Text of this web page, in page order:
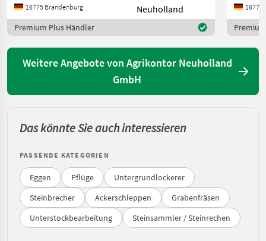
16775 Brandenburg
Premium Plus Händler
16775
Weitere Angebote von Agrikontor Neuholland
GmbH
Das könnte Sie auch interessieren
PASSENDE KATEGORIEN
Eggen Pflüge
Untergrundlockerer
Steinbrecher
Ackerschleppen
Grabenfräsen
Unterstockbearbeitung
Steinsammler / Steinrechen